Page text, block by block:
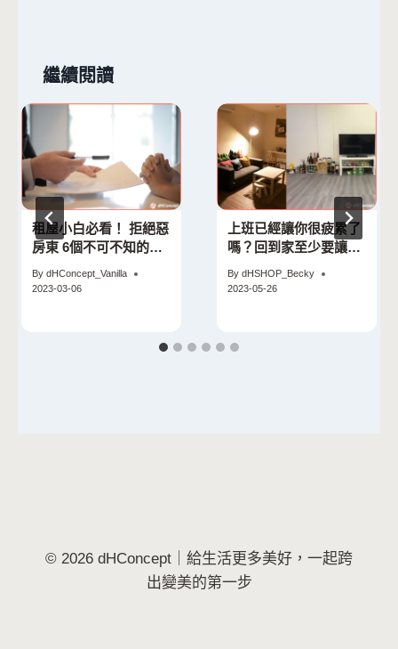
繼續閱讀
租屋小白必看！ 拒絕惡
房東 6個不可不知的權
By dHConcept_Vanilla
2023-03-06
上班已經讓你很疲累了
嗎？回到家至少要讓自
By dHSHOP_Becky
2023-05-26
© 2026 dHConcept｜給生活更多美好，一起跨
出變美的第一步